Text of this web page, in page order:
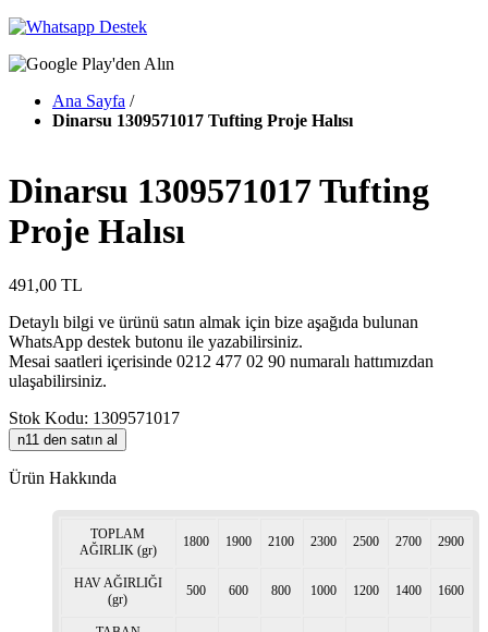
Ana Sayfa /
Dinarsu 1309571017 Tufting Proje Halısı
Dinarsu 1309571017 Tufting
Proje Halısı
491,00 TL
Detaylı bilgi ve ürünü satın almak için bize aşağıda bulunan
WhatsApp destek butonu ile yazabilirsiniz.
Mesai saatleri içerisinde 0212 477 02 90 numaralı hattımızdan
ulaşabilirsiniz.
Stok Kodu: 1309571017
n11 den satın al
Ürün Hakkında
TOPLAM
AĞIRLIK (gr)
1800 1900 2100 2300 2500 2700 2900
HAV AĞIRLIĞI
(gr)
500 600 800 1000 1200 1400 1600